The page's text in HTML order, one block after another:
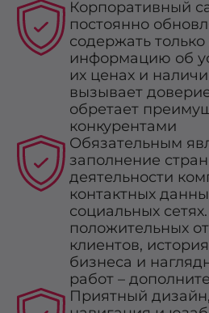
Корпоративный
постоянно
содержать
информацию об
их ценах и
вызывает
обретает
конкурентами
Обязательным
заполнение
деятельности
контактных
социальных
положительных
клиентов,
бизнеса и
работ –
Приятный